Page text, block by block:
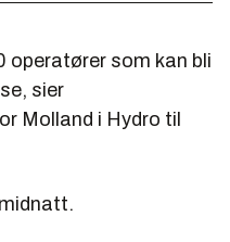
operatører som kan bli
sier
Molland i Hydro til